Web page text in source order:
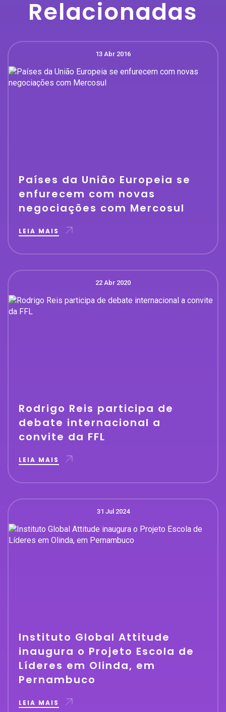
Relacionadas
13 Abr 2016
Países da União Europeia se
enfurecem com novas
negociações com Mercosul
LEIA MAIS
22 Abr 2020
Rodrigo Reis participa de
debate internacional a
convite da FFL
LEIA MAIS
31 Jul 2024
Instituto Global Attitude
inaugura o Projeto Escola de
Líderes em Olinda, em
Pernambuco
LEIA MAIS